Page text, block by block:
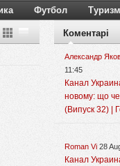
Футбол Туризм
Коментарі
Александр
11:45
Канал
новому: що
(Випуск 32) |
Roman Vi 28
Канал